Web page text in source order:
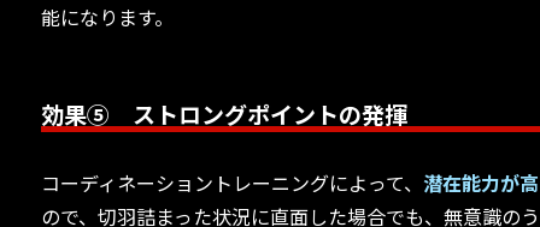
能になります。
効果⑤ ストロングポイントの発揮
コーディネーショントレーニングによって、 潜在能力が
ので、切羽詰まった状況に直面した場合でも、無意識の